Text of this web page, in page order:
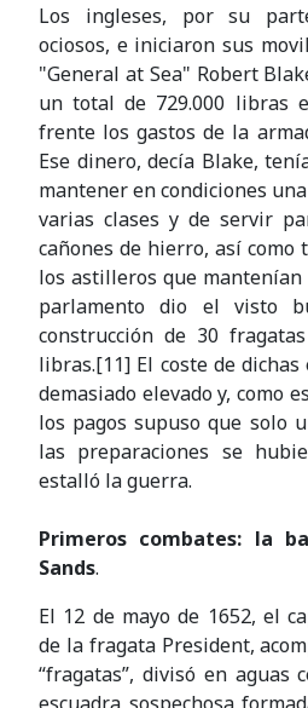
Los ingleses, por su
ociosos, e iniciaron sus
"General at Sea" Robert
un total de 729.000 libras
frente los gastos de la
Ese dinero, decía Blake,
mantener en condiciones
varias clases y de servir
cañones de hierro, así
los astilleros que mantenían
parlamento dio el visto
construcción de 30
libras.[11] El coste de
demasiado elevado y, como
los pagos supuso que solo
las preparaciones se
estalló la guerra.
Primeros combates: la
Sands.
El 12 de mayo de 1652, el
de la fragata President,
“fragatas”, divisó en aguas
escuadra sospechosa